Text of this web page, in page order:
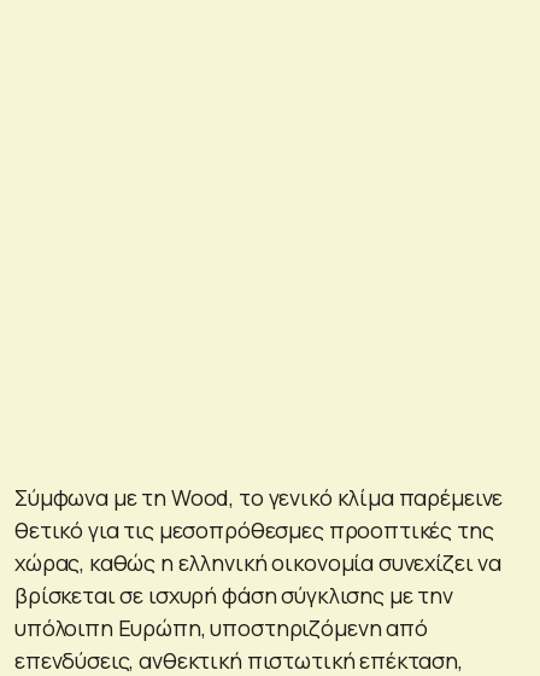
Σύμφωνα με τη Wood, το γενικό κλίμα παρέμεινε
θετικό για τις μεσοπρόθεσμες προοπτικές της
χώρας, καθώς η ελληνική οικονομία συνεχίζει να
βρίσκεται σε ισχυρή φάση σύγκλισης με την
υπόλοιπη Ευρώπη, υποστηριζόμενη από
επενδύσεις, ανθεκτική πιστωτική επέκταση,